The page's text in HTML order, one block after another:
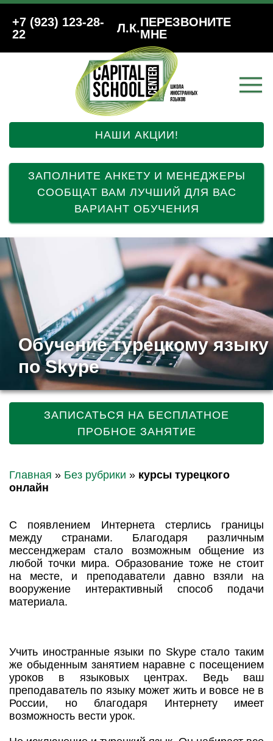
+7 (923) 123-28-
22
Л.К.ПЕРЕЗВОНИТЕ
МНЕ
НАШИ АКЦИИ!
ЗАПОЛНИТЕ АНКЕТУ И МЕНЕДЖЕРЫ
СООБЩАТ ВАМ ЛУЧШИЙ ДЛЯ ВАС
ВАРИАНТ ОБУЧЕНИЯ
Обучение турецкому языку
по Skype
ЗАПИСАТЬСЯ НА БЕСПЛАТНОЕ
ПРОБНОЕ ЗАНЯТИЕ
Главная » Без рубрики » курсы турецкого
онлайн
С появлением Интернета стерлись границы
между странами. Благодаря различным
мессенджерам стало возможным общение из
любой точки мира. Образование тоже не стоит
на месте, и преподаватели давно взяли на
вооружение интерактивный способ подачи
материала.
Учить иностранные языки по Skype стало таким
же обыденным занятием наравне с посещением
уроков в языковых центрах. Ведь ваш
преподаватель по языку может жить и вовсе не в
России, но благодаря Интернету имеет
возможность вести урок.